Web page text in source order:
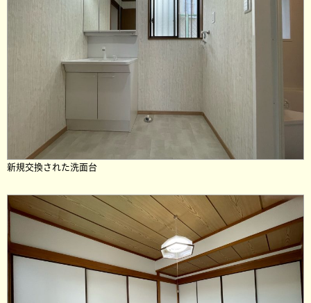
新規交換された洗面台